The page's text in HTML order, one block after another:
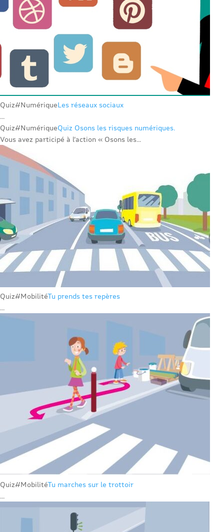
Quiz#NumériqueLes réseaux sociaux
...
Quiz#NumériqueQuiz Osons les risques numériques.
Vous avez participé à l’action « Osons les...
Quiz#MobilitéTu prends tes repères
...
Quiz#MobilitéTu marches sur le trottoir
...